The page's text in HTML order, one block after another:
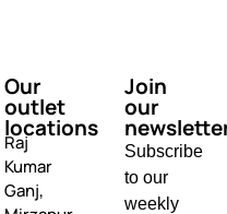
Our
outlet
locations
Raj
Kumar
Ganj,
Join
our
Subscribe
to our
weekly